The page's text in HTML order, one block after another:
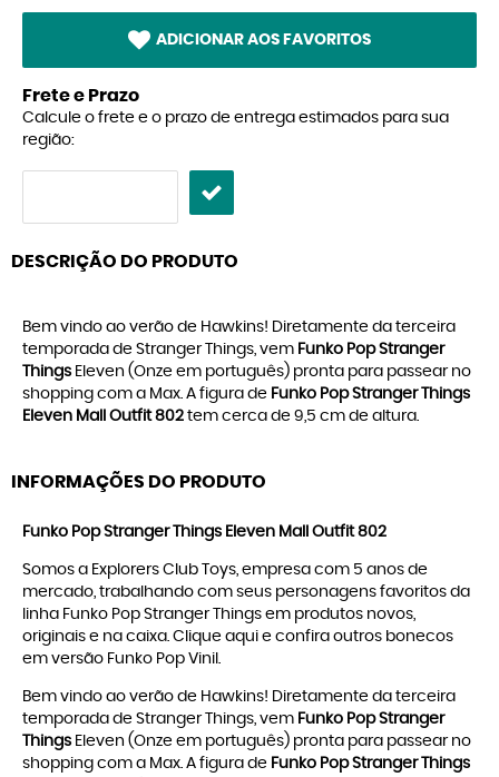
ADICIONAR AOS FAVORITOS
Frete e Prazo
Calcule o frete e o prazo de entrega estimados para sua
região:
DESCRIÇÃO DO PRODUTO
Bem vindo ao verão de Hawkins! Diretamente da terceira
temporada de Stranger Things, vem Funko Pop Stranger
Things Eleven (Onze em português) pronta para passear no
shopping com a Max. A figura de Funko Pop Stranger Things
Eleven Mall Outfit 802 tem cerca de 9,5 cm de altura.
INFORMAÇÕES DO PRODUTO
Funko Pop Stranger Things Eleven Mall Outfit 802
Somos a Explorers Club Toys, empresa com 5 anos de
mercado, trabalhando com seus personagens favoritos da
linha Funko Pop Stranger Things em produtos novos,
originais e na caixa. Clique aqui e confira outros bonecos
em versão Funko Pop Vinil .
Bem vindo ao verão de Hawkins! Diretamente da terceira
temporada de Stranger Things, vem Funko Pop Stranger
Things Eleven (Onze em português) pronta para passear no
shopping com a Max. A figura de Funko Pop Stranger Things